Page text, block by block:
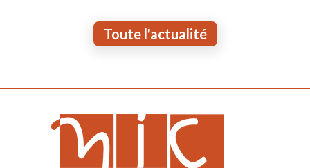
Toute l'actualité